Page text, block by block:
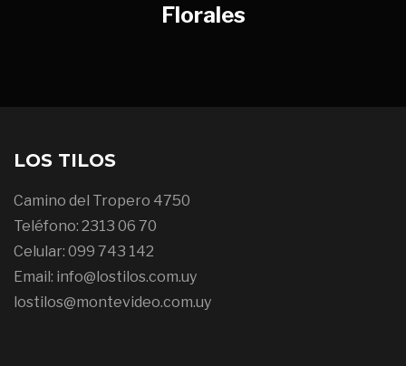
Florales
LOS TILOS
Camino del Tropero 4750
Teléfono: 2313 06 70
Celular: 099 743 142
Email: info@lostilos.com.uy
lostilos@montevideo.com.uy